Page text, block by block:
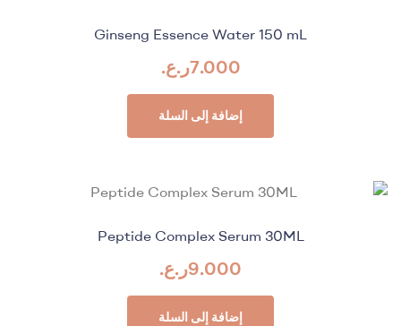
Ginseng Essence Water 150 mL
7.000ر.ع.
إضافة إلى السلة
Peptide Complex Serum 30ML
9.000ر.ع.
إضافة إلى السلة